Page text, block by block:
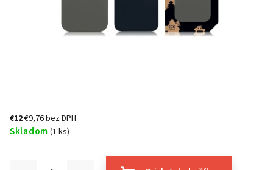
€12€9,76 bez DPH
Skladom (1 ks)